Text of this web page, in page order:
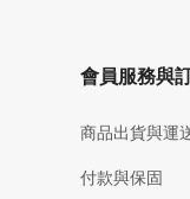
會員服務與
商品出貨與運
付款與保固